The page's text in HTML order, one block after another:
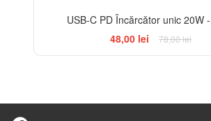
USB-C PD Încărcător unic 20W
48,00 lei
78,00 lei